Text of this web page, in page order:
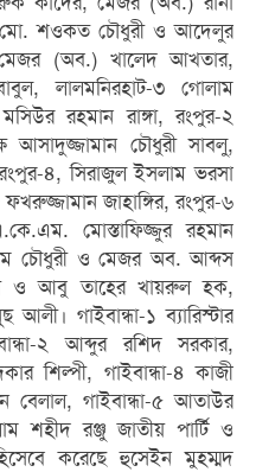
মো. শওকত চৌধুরী ও আদেলুর
(অব.) খালেদ আখতার,
লালমনিরহাট-৩ গোলাম
রহমান রাঙ্গা, রংপুর-২
চৌধুরী সাবলু,
৪, সিরাজুল ইসলাম ভরসা
জাহাঙ্গির, রংপুর-৬
মোস্তাফিজ্জুর রহমান
চৌধুরী ও মেজর অব. আব্দস
ও আবু তাহের খায়রুল হক,
গাইবান্ধা-১ ব্যারিস্টার
২ আব্দুর রশিদ সরকার,
শিল্পী, গাইবান্ধা-৪ কাজী
গাইবান্ধা-৫ আতাউর
রঞ্জু জাতীয় পার্টি ও
করেছে হুসেইন মুহম্মদ